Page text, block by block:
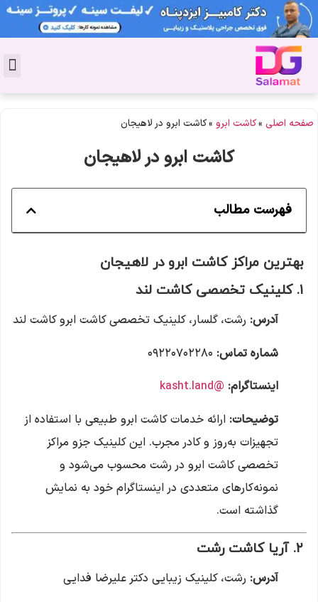
صفحه اصلی »کاشت ابرو »کاشت ابرو در لاهیجان
کاشت ابرو در لاهیجان
فهرست مطالب
بهترین مراکز کاشت ابرو در لاهیجان
۱. کلینیک تخصصی کاشت لند
آدرس: رشت، گلسار، کلینیک تخصصی کاشت ابرو کاشت لند
شماره تماس:
اینستاگرام: @kasht.land
توضیحات: ارائه خدمات کاشت ابرو طبیعی با استفاده از
تجهیزات به‌روز و کادر مجرب. این کلینیک جزو مراکز
تخصصی کاشت ابرو در رشت محسوب می‌شود و
نمونه‌کارهای متعددی در اینستاگرام خود به نمایش
گذاشته است.
۲. آریا کاشت رشت
آدرس: رشت، کلینیک زیبایی دکتر علیرضا فدایی